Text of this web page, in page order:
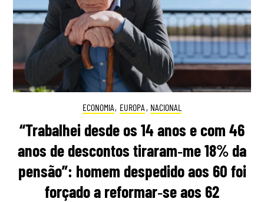
ECONOMIA, EUROPA , NACIONAL
“Trabalhei desde os 14 anos e com 46
anos de descontos tiraram‑me 18% da
pensão”: homem despedido aos 60 foi
forçado a reformar‑se aos 62